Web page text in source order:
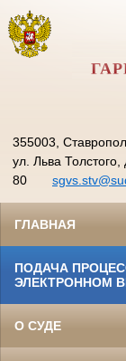
355003,
ул. Льва Толстого,
80
ГЛАВНАЯ
ПОДАЧА
ЭЛЕКТРОННОМ
О СУДЕ